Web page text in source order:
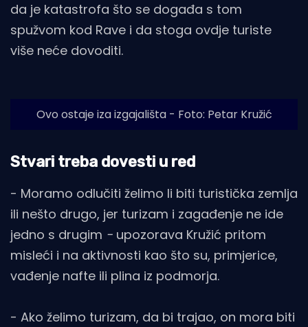
da je katastrofa što se događa s tom
spužvom kod Rave i da stoga ovdje turiste
više neće dovoditi.
Ovo ostaje iza izgajališta - Foto: Petar Kružić
Stvari treba dovesti u red
- Moramo odlučiti želimo li biti turistička zemlja
ili nešto drugo, jer turizam i zagađenje ne ide
jedno s drugim - upozorava Kružić pritom
misleći i na aktivnosti kao što su, primjerice,
vađenje nafte ili plina iz podmorja.
- Ako želimo turizam, da bi trajao, on mora biti